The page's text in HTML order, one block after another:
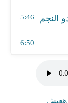
5:46
6:50
هعيش